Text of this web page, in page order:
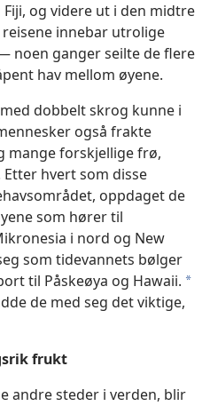
og videre ut i den midtre
reisene innebar utrolige
noen ganger seilte de flere
hav mellom øyene.
dobbelt skrog kunne i
også frakte
mange forskjellige frø,
hvert som disse
oppdaget de
som hører til
i nord og New
som tidevannets bølger
til Påskeøya og Hawaii. *
de med seg det viktige,
frukt
andre steder i verden, blir